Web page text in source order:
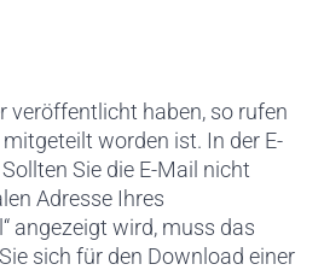
veröffentlicht haben, so rufen
mitgeteilt worden ist. In der E-
Sie die E-Mail nicht
Adresse Ihres
angezeigt wird, muss das
sich für den Download einer